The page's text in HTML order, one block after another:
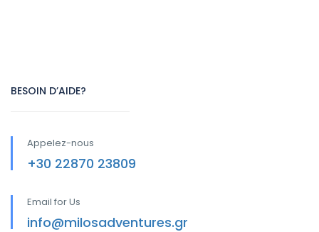
BESOIN D’AIDE?
Appelez-nous
+30 22870 23809
Email for Us
info@milosadventures.gr